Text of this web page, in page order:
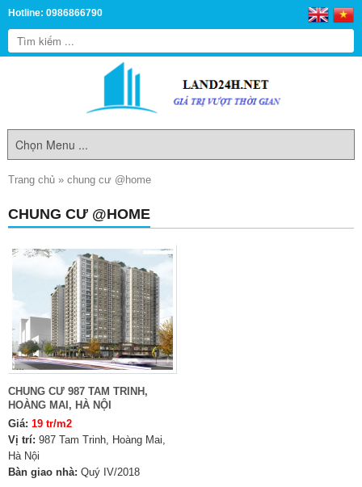
Hotline: 0986866790
Trang chủ » chung cư @home
CHUNG CƯ @HOME
CHUNG CƯ 987 TAM TRINH,
HOÀNG MAI, HÀ NỘI
Giá: 19 tr/m2
Vị trí: 987 Tam Trinh, Hoàng Mai,
Hà Nội
Bàn giao nhà: Quý IV/2018